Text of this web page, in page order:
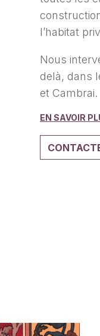
l’habitat
Nous
delà, dans
et Cambrai.
EN SAVOIR